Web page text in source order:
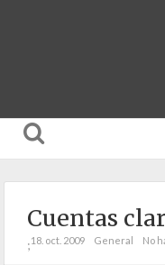
Cuentas
;18. oct. 2009 General No